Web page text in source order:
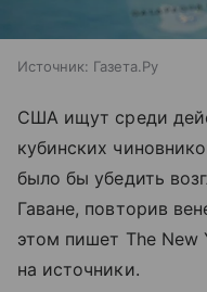
Источник: Газета.Ру
США ищут среди
кубинских
было бы убедить
Гаване, повторив
этом пишет The New
на источники.